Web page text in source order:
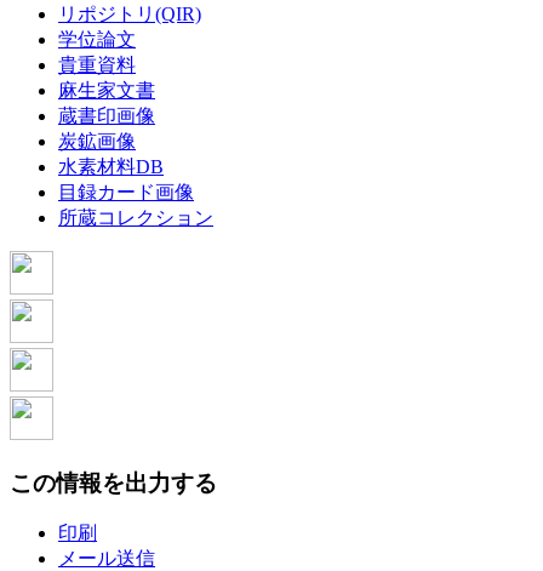
リポジトリ(QIR)
学位論文
貴重資料
麻生家文書
蔵書印画像
炭鉱画像
水素材料DB
目録カード画像
所蔵コレクション
この情報を出力する
印刷
メール送信